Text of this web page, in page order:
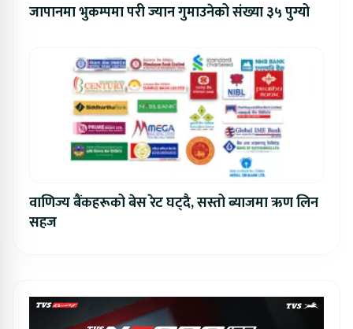
जापानमा भुकम्पमा परी ज्यान गुमाउनेको संख्या ३५ पुग्यो
वाणिज्य बैंकहरूको बेस रेट घट्दै, सस्तो ब्याजमा ऋण लिन
सहज